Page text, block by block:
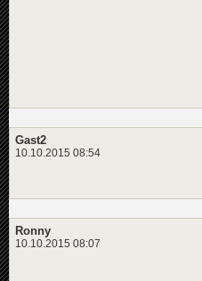
Gast2
10.10.2015 08:54
Ronny
10.10.2015 08:07